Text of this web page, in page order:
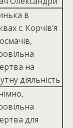
в
с. Корчів’я
на
дiяльнiсть
для